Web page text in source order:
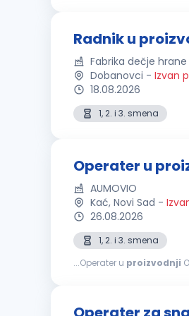
Radnik u
Fabrika dečje hrane
Dobanovci - Izvan
18.08.2026
1, 2. i 3. smena
Operater u
AUMOVIO
Kać, Novi Sad -
26.08.2026
1, 2. i 3. smena
...Operater u proizvodnji